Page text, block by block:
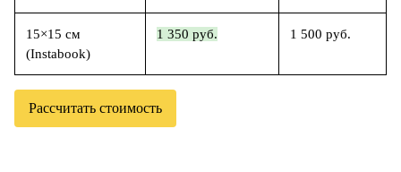
15×15 см
(Instabook)
1 350 руб. 1 500 руб.
Рассчитать стоимость